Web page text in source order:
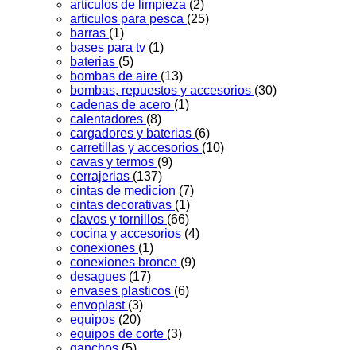
articulos de limpieza (2)
articulos para pesca (25)
barras (1)
bases para tv (1)
baterias (5)
bombas de aire (13)
bombas, repuestos y accesorios (30)
cadenas de acero (1)
calentadores (8)
cargadores y baterias (6)
carretillas y accesorios (10)
cavas y termos (9)
cerrajerias (137)
cintas de medicion (7)
cintas decorativas (1)
clavos y tornillos (66)
cocina y accesorios (4)
conexiones (1)
conexiones bronce (9)
desagues (17)
envases plasticos (6)
envoplast (3)
equipos (20)
equipos de corte (3)